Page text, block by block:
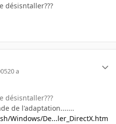
désisntaller???
20 a
désisntaller???
de l'adaptation.......
Windows/De...ler_DirectX.htm